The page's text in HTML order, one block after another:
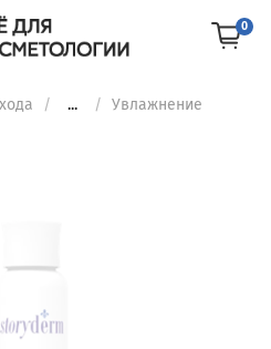
0
... Увлажнение